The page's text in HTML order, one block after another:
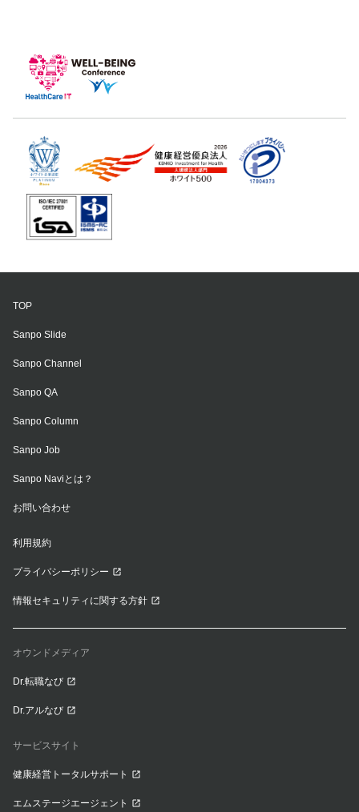
TOP
Sanpo Slide
Sanpo Channel
Sanpo QA
Sanpo Column
Sanpo Job
Sanpo Naviとは？
お問い合わせ
利用規約
プライバシーポリシー
情報セキュリティに関する方針
オウンドメディア
Dr.転職なび
Dr.アルなび
サービスサイト
健康経営トータルサポート
エムステージエージェント